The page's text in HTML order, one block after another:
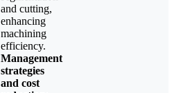
and cutting,
enhancing
machining
efficiency.
Management
strategies
and cost